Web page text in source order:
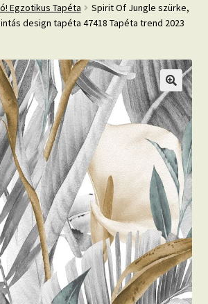
Egzotikus Tapéta
Spirit Of Jungle szürke,
design tapéta 47418 Tapéta trend 2023